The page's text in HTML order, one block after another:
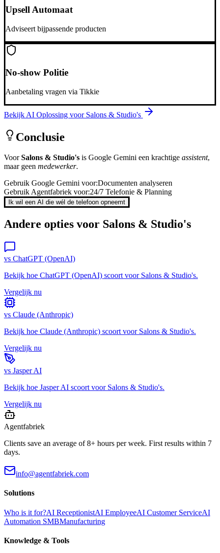
Upsell Automaat
Adviseert bijpassende producten
No-show Politie
Aanbetaling vragen via Tikkie
Bekijk AI Oplossing voor Salons & Studio's
Conclusie
VoorSalons & Studio's is Google Gemini een krachtige assistent,
maar geen medewerker.
Gebruik Google Gemini voor:Documenten analyseren
Gebruik Agentfabriek voor:24/7 Telefonie & Planning
Ik wil een AI die wél de telefoon opneemt
Andere opties voor Salons & Studio's
vs ChatGPT (OpenAI)
Bekijk hoe ChatGPT (OpenAI) scoort voor Salons & Studio's.
Vergelijk nu
vs Claude (Anthropic)
Bekijk hoe Claude (Anthropic) scoort voor Salons & Studio's.
Vergelijk nu
vs Jasper AI
Bekijk hoe Jasper AI scoort voor Salons & Studio's.
Vergelijk nu
Agentfabriek
Clients save an average of 8+ hours per week. First results within 7
days.
info@agentfabriek.com
Solutions
Who is it for?AI ReceptionistAI EmployeeAI Customer ServiceAI
Automation SMBManufacturing
Knowledge & Tools